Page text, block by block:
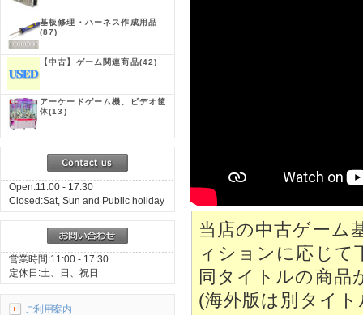
基板修理・ハーネス作成用品
(87)
【中古】ゲーム関連商品(42)
アーケードゲーム機、ビデオ筐
体(13)
Open:11:00 - 17:30
Closed:Sat, Sun and Public holiday
営業時間:11:00 - 17:30
定休日:土、日、祝日
ご利用案内
当店の中古ゲーム
ィションに応じて
同タイトルの商品
(海外版は別タイ